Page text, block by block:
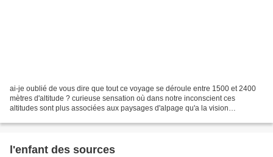
ai-je oublié de vous dire que tout ce voyage se déroule entre 1500 et 2400
mètres d'altitude ? curieuse sensation où dans notre inconscient ces
altitudes sont plus associées aux paysages d'alpage qu'a la vision
l'enfant des sources